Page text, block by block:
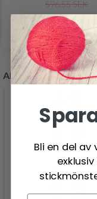
596.55 SEK
Se produkt
ANDRA KÖPTE
Bli en del